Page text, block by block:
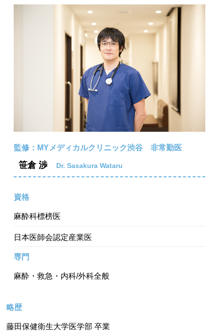
監修：MYメディカルクリニック渋谷 非常勤医
笹倉 渉 Dr. Sasakura Wataru
資格
麻酔科標榜医
日本医師会認定産業医
専門
麻酔・救急・内科/外科全般
略歴
藤田保健衛生大学医学部 卒業